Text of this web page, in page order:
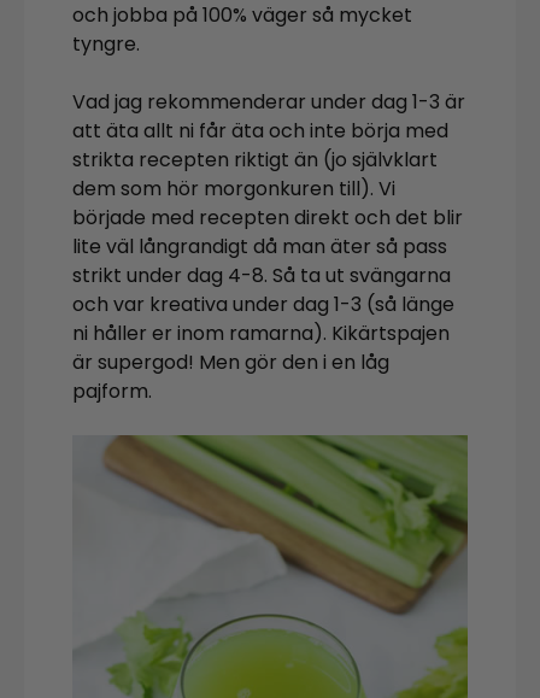
och jobba på 100% väger så mycket
tyngre.
Vad jag rekommenderar under dag 1-3 är
att äta allt ni får äta och inte börja med
strikta recepten riktigt än (jo självklart
dem som hör morgonkuren till). Vi
började med recepten direkt och det blir
lite väl långrandigt då man äter så pass
strikt under dag 4-8. Så ta ut svängarna
och var kreativa under dag 1-3 (så länge
ni håller er inom ramarna). Kikärtspajen
är supergod! Men gör den i en låg
pajform.